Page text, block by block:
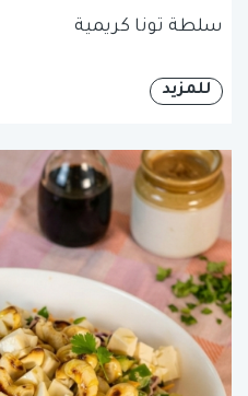
سلطة تونا كريمية
للمزيد